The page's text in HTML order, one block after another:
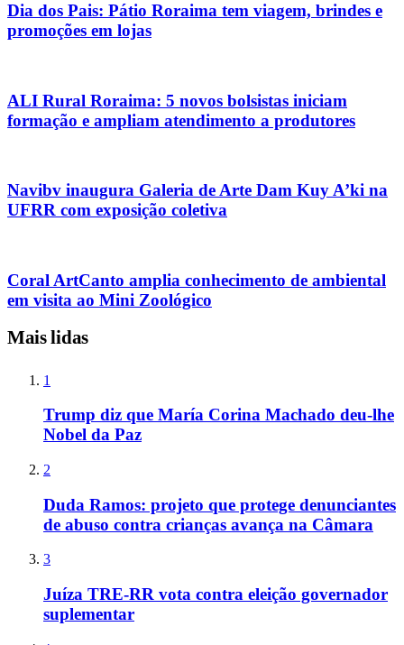
Dia dos Pais: Pátio Roraima tem viagem, brindes e
promoções em lojas
ALI Rural Roraima: 5 novos bolsistas iniciam
formação e ampliam atendimento a produtores
Navibv inaugura Galeria de Arte Dam Kuy A’ki na
UFRR com exposição coletiva
Coral ArtCanto amplia conhecimento de ambiental
em visita ao Mini Zoológico
Mais lidas
1
Trump diz que María Corina Machado deu-lhe
Nobel da Paz
2
Duda Ramos: projeto que protege denunciantes
de abuso contra crianças avança na Câmara
3
Juíza TRE-RR vota contra eleição governador
suplementar